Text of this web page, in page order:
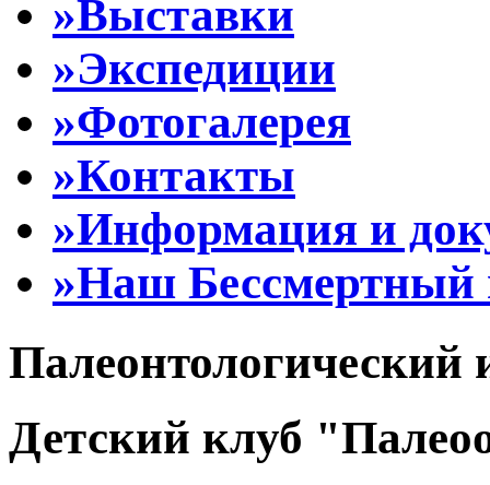
»Выставки
»Экспедиции
»Фотогалерея
»Контакты
»Информация и
»Наш Бессмертный
Палеонтологический
Детский клуб